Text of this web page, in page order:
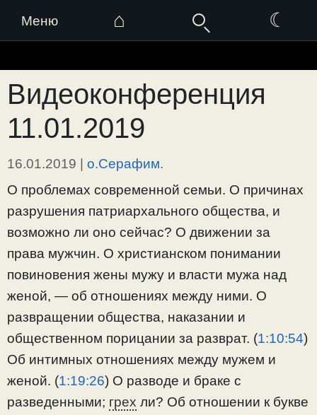
Меню ⌂ ☾
к
содержимому
Видеоконференция
11.01.2019
16.01.2019 | о.Серафим.
О проблемах современной семьи. О причинах
разрушения патриархального общества, и
возможно ли оно сейчас? О движении за
права мужчин. О христианском понимании
повиновения жены мужу и власти мужа над
женой, — об отношениях между ними. О
развращении общества, наказании и
общественном порицании за разврат. (1:10:54)
Об интимных отношениях между мужем и
женой. (1:19:26) О разводе и браке с
разведенными; грех ли? Об отношении к букве